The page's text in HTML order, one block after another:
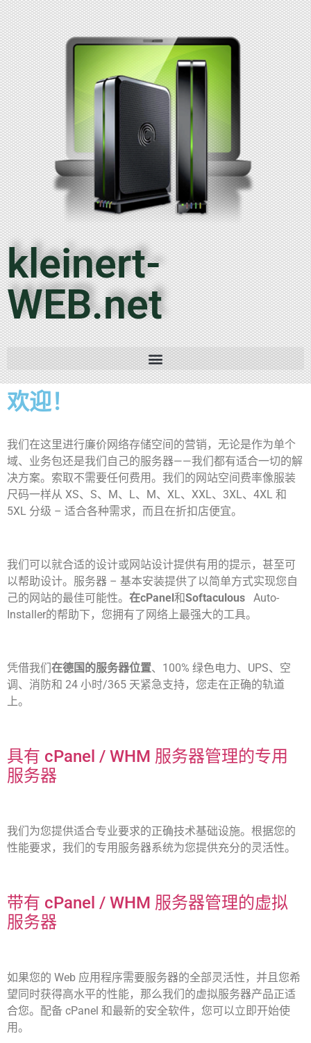
kleinert-
WEB.net
欢迎！
我们在这里进行廉价网络存储空间的营销，无论是作为单个
域、业务包还是我们自己的服务器——我们都有适合一切的解
决方案。 索取不需要任何费用。我们的网站空间费率像服装
尺码一样从 XS、S、M、L、M、XL、XXL、3XL、4XL 和
5XL 分级 – 适合各种需求，而且在折扣店便宜。
我们可以就合适的设计或网站设计提供有用的提示，甚至可
以帮助设计。服务器 – 基本安装提供了以简单方式实现您自
己的网站的最佳可能性。 在cPanel 和Softaculous
Auto-
Installer的帮助下，您拥有了网络上最强大的工具。
凭借我们在德国的服务器位置、100% 绿色电力、UPS、空
调、消防和 24 小时/365 天紧急支持，您走在正确的轨道
上。
具有 cPanel / WHM 服务器管理的专用
服务器
我们为您提供适合专业要求的正确技术基础设施。根据您的
性能要求，我们的专用服务器系统为您提供充分的灵活性。
带有 cPanel / WHM 服务器管理的虚拟
服务器
如果您的 Web 应用程序需要服务器的全部灵活性，并且您希
望同时获得高水平的性能，那么我们的虚拟服务器产品正适
合您。配备 cPanel 和最新的安全软件，您可以立即开始使
用。